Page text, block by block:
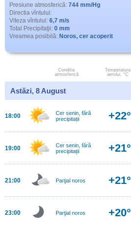
Presiune atmosferică: 744 mm/Hg
Directia vîntului:
Viteza vîntului: 6,7 m/s
Total Precipitaţii: 0 mm
Vreamea posibilă: Noros, cer acoperit
Conditia
atmosferică
Temperatura
aerului, °C
Astăzi, 8 August
18:00
Cer senin, fără
precipitații
+22°
19:00
Cer senin, fără
precipitații
+21°
21:00 Parţial noros +21°
23:00 Parţial noros +20°